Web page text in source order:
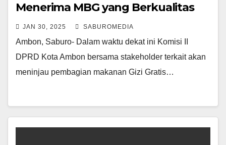
Menerima MBG yang Berkualitas
JAN 30, 2025 SABUROMEDIA
Ambon, Saburo- Dalam waktu dekat ini Komisi II
DPRD Kota Ambon bersama stakeholder terkait akan
meninjau pembagian makanan Gizi Gratis…